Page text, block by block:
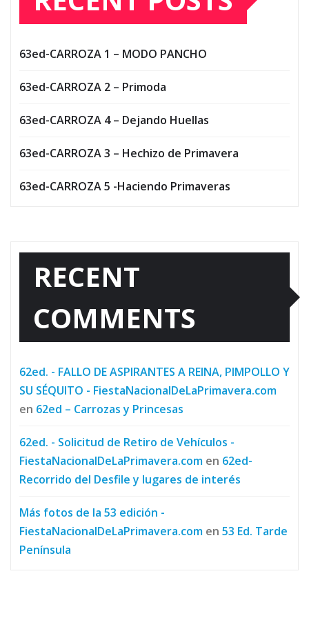
63ed-CARROZA 1 – MODO PANCHO
63ed-CARROZA 2 – Primoda
63ed-CARROZA 4 – Dejando Huellas
63ed-CARROZA 3 – Hechizo de Primavera
63ed-CARROZA 5 -Haciendo Primaveras
RECENT
COMMENTS
62ed. - FALLO DE ASPIRANTES A REINA, PIMPOLLO Y
SU SÉQUITO - FiestaNacionalDeLaPrimavera.com
en 62ed – Carrozas y Princesas
62ed. - Solicitud de Retiro de Vehículos -
FiestaNacionalDeLaPrimavera.com en 62ed-
Recorrido del Desfile y lugares de interés
Más fotos de la 53 edición -
FiestaNacionalDeLaPrimavera.com en 53 Ed. Tarde
Península